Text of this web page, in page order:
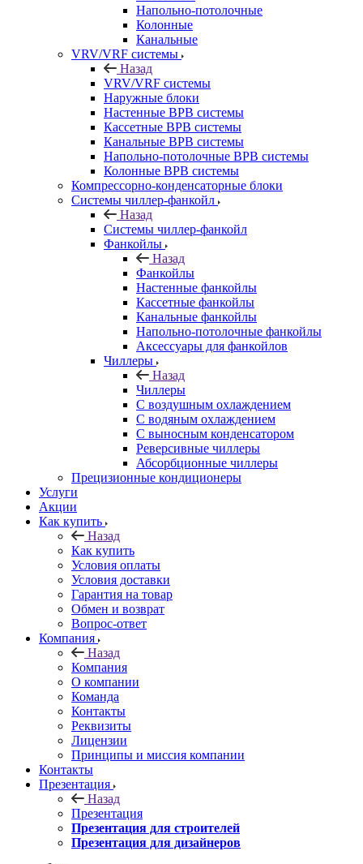
Напольно-потолочные
Колонные
Канальные
VRV/VRF системы
Назад
VRV/VRF системы
Наружные блоки
Настенные ВРВ системы
Кассетные ВРВ системы
Канальные ВРВ системы
Напольно-потолочные ВРВ системы
Колонные ВРВ системы
Компрессорно-конденсаторные блоки
Системы чиллер-фанкойл
Назад
Системы чиллер-фанкойл
Фанкойлы
Назад
Фанкойлы
Настенные фанкойлы
Кассетные фанкойлы
Канальные фанкойлы
Напольно-потолочные фанкойлы
Аксессуары для фанкойлов
Чиллеры
Назад
Чиллеры
С воздушным охлаждением
С водяным охлаждением
С выносным конденсатором
Реверсивные чиллеры
Абсорбционные чиллеры
Прецизионные кондиционеры
Услуги
Акции
Как купить
Назад
Как купить
Условия оплаты
Условия доставки
Гарантия на товар
Обмен и возврат
Вопрос-ответ
Компания
Назад
Компания
О компании
Команда
Контакты
Реквизиты
Лицензии
Принципы и миссия компании
Контакты
Презентация
Назад
Презентация
Презентация для строителей
Презентация для дизайнеров